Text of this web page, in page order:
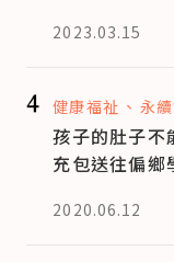
2023.03.15
4 健康福祉 永
孩子的肚子不
充包送往偏鄉
2020.06.12